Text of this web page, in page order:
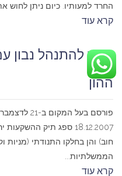
החרד למעותיו. כיום ניתן לחוש
קרא עוד
כיצד להתנהל
ההון
18.12.2007 ספג תיק
חוב) והן בחלקו התנודתי (מניות
הממשלתיות...
קרא עוד